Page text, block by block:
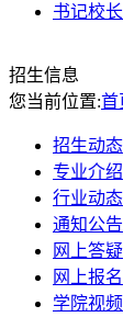
书记校
招生信息
您当前位置:首
招生动态
专业介绍
行业动态
通知公告
网上答疑
网上报名
学院视频